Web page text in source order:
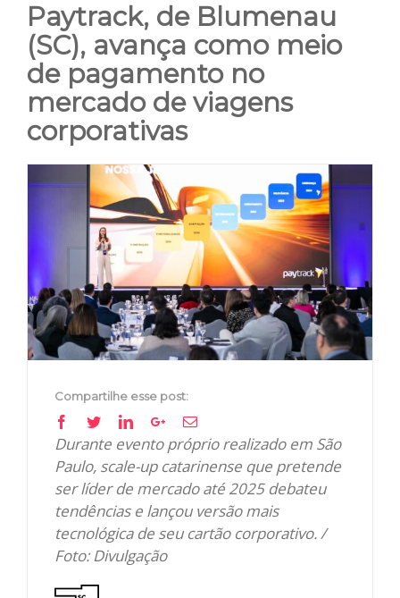
Paytrack, de Blumenau
(SC), avança como meio
de pagamento no
mercado de viagens
corporativas
Larger
Compartilhe esse post:
Facebook
TwitterLinkedinGoogle+Email
Durante evento próprio realizado em São
Paulo, scale-up catarinense que pretende
ser líder de mercado até 2025 debateu
tendências e lançou versão mais
tecnológica de seu cartão corporativo. /
Foto: Divulgação